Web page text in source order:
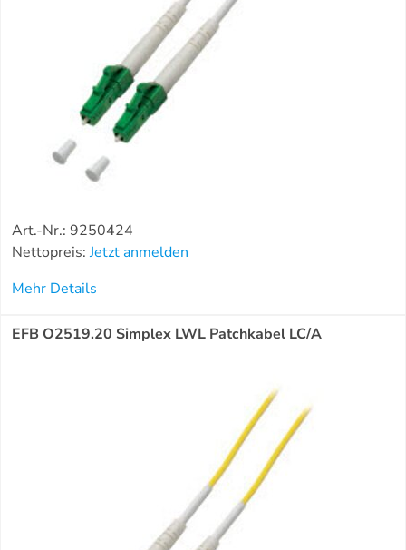
Art.-Nr.: 9250424
Nettopreis:Jetzt anmelden
Mehr Details
EFB O2519.20 Simplex LWL Patchkabel LC/A